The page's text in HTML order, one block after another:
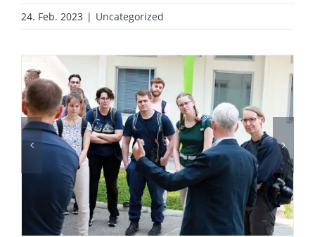
24. Feb. 2023 | Uncategorized